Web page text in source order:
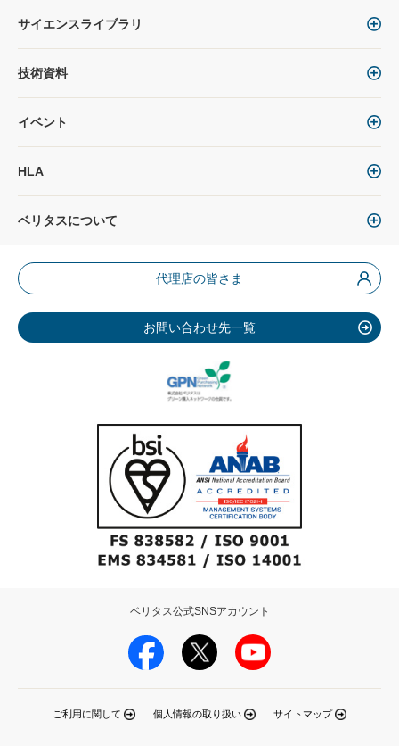
サイエンスライブラリ
技術資料
イベント
HLA
ベリタスについて
代理店の皆さま
お問い合わせ先一覧
ご利用に関して 個人情報の取り扱い サイトマップ
ベリタス公式SNSアカウント